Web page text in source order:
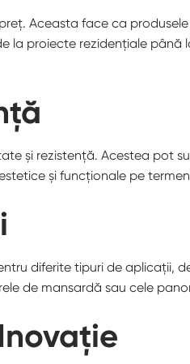
Aceasta face ca produsele
la proiecte rezidențiale până
și rezistență. Acestea pot
și funcționale pe
diferite tipuri de aplicații,
de mansardă sau cele